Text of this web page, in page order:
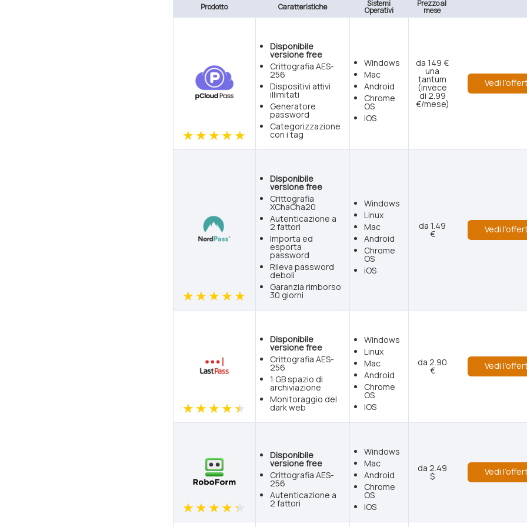
Prodotto Caratteristiche Sistemi
Operativi
Prezzo al
mese
Disponibile
versione free
Crittografia AES-
256
Dispositivi attivi
illimitati
Generatore
password
Categorizzazione
con i tag
Windows
Mac
Android
Chrome
OS
iOS
da 149 €
una
tantum
(invece
di 2.99
€/mese)
Vedi
Disponibile
versione free
Crittografia
XChaCha20
Autenticazione a
2 fattori
Importa ed
esporta
password
Rileva password
deboli
Garanzia rimborso
30 giorni
Windows
Linux
Mac
Android
Chrome
OS
iOS
da 1.49
€ Vedi
Disponibile
versione free
Crittografia AES-
256
1 GB spazio di
archiviazione
Monitoraggio del
dark web
Windows
Linux
Mac
Android
Chrome
OS
iOS
da 2.90
€ Vedi
Disponibile
versione free
Crittografia AES-
256
Autenticazione a
2 fattori
Windows
Mac
Android
Chrome
OS
iOS
da 2.49
$ Vedi